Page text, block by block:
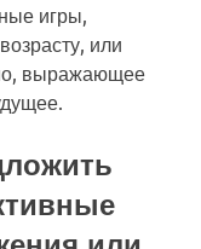
игры,
или
выражающее